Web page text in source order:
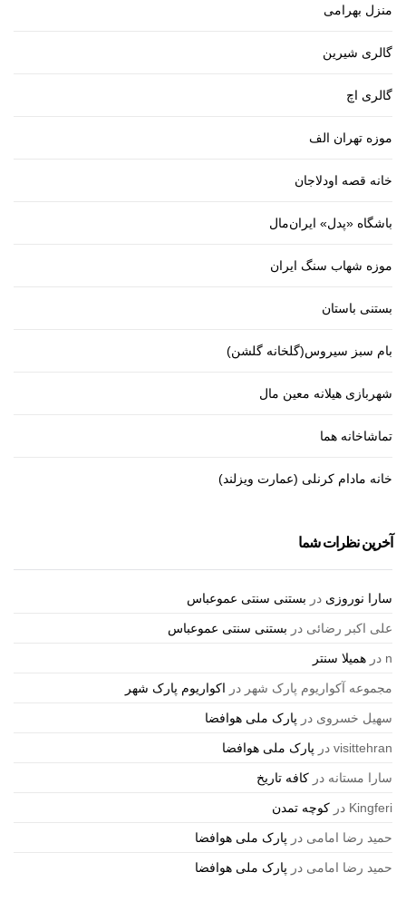
منزل بهرامی
گالری شیرین
گالری اچ
موزه تهران الف
خانه قصه اودلاجان
باشگاه «پدل» ایران‌مال
موزه شهاب سنگ ایران
بستنی باستان
بام سبز سیروس(گلخانه گلشن)
شهربازی هیلانه معین مال
تماشاخانه هما
خانه مادام کرنلی (عمارت ویزلند)
آخرین نظرات شما
سارا نوروزی در بستنی سنتی عموعباس
علی اکبر رضائی در بستنی سنتی عموعباس
n در همیلا سنتر
مجموعه آکواریوم پارک شهر در اکواریوم پارک شهر
سهیل خسروی در پارک ملی هوافضا
visittehran در پارک ملی هوافضا
سارا مستانه در کافه تاریخ
Kingferi در کوچه تمدن
حمید رضا امامی در پارک ملی هوافضا
حمید رضا امامی در پارک ملی هوافضا